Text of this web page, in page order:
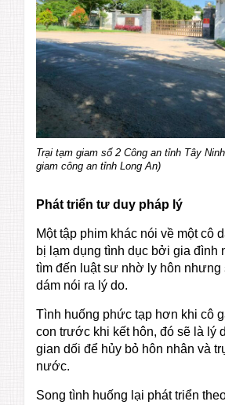
Trại tạm giam số 2 Công an tỉnh Tây
giam công an tỉnh Long An)
Phát triển tư duy pháp lý
Một tập phim khác nói về một cô
bị lạm dụng tình dục bởi gia đình
tìm đến luật sư nhờ ly hôn nhưng
dám nói ra lý do.
Tình huống phức tạp hơn khi cô
con trước khi kết hôn, đó sẽ là lý
gian dối để hủy bỏ hôn nhân và
nước.
Song tình huống lại phát triển